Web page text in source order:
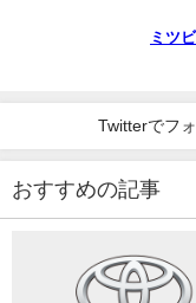
ミツ
Twitterでフ
おすすめの記事